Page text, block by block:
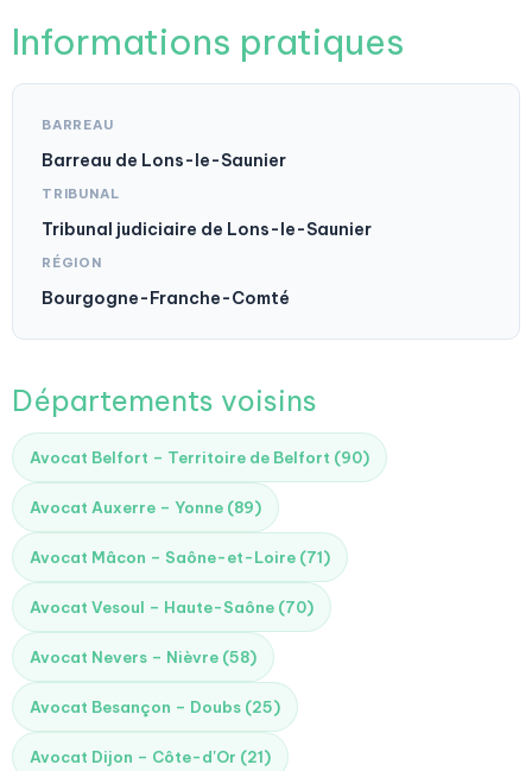
Informations pratiques
BARREAU
Barreau de Lons-le-Saunier
TRIBUNAL
Tribunal judiciaire de Lons-le-Saunier
RÉGION
Bourgogne-Franche-Comté
Départements voisins
Avocat Belfort – Territoire de Belfort (90)
Avocat Auxerre – Yonne (89)
Avocat Mâcon – Saône-et-Loire (71)
Avocat Vesoul – Haute-Saône (70)
Avocat Nevers – Nièvre (58)
Avocat Besançon – Doubs (25)
Avocat Dijon – Côte-d'Or (21)